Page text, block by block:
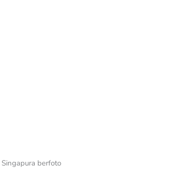
Singapura berfoto